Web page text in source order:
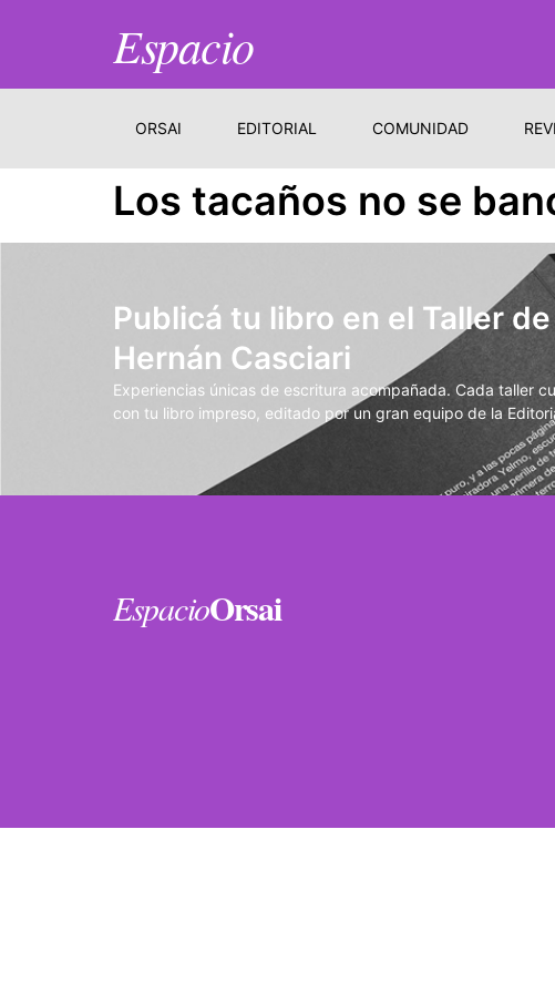
Espacio
ORSAI EDITORIAL COMUNIDAD
Los tacaños no se
Publicá tu libro en el Taller de
Hernán Casciari
Experiencias únicas de escritura acompañada. Cada taller
con tu libro impreso, editado por un gran equipo de la
EspacioOrsai